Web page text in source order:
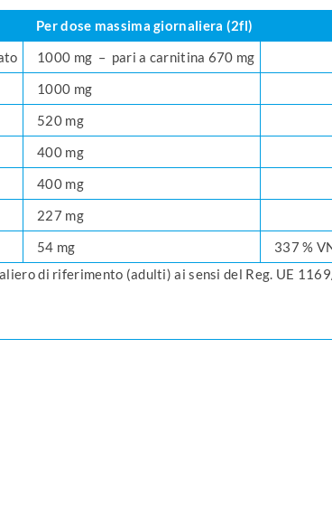
Per dose massima giornaliera (2fl)
1000 mg – pari a carnitina 670 mg
1000 mg
520 mg
400 mg
400 mg
227 mg
54 mg
337 %
di riferimento (adulti) ai sensi del Reg. UE